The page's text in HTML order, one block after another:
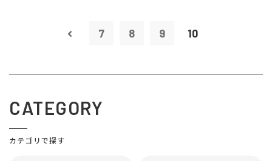
7 8 9 10
CATEGORY
カテゴリで探す